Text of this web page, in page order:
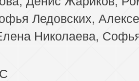
Ледовских,
Николаева,